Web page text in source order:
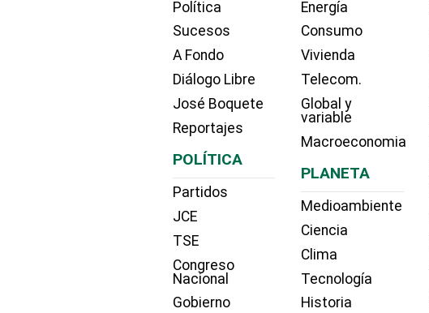
Política
Sucesos
A Fondo
Diálogo Libre
José Boquete
Reportajes
POLÍTICA
Partidos
JCE
TSE
Congreso
Nacional
Gobierno
Energía
Consumo
Vivienda
Telecom.
Global y
variable
Macroeconomia
PLANETA
Medioambiente
Ciencia
Clima
Tecnología
Historia